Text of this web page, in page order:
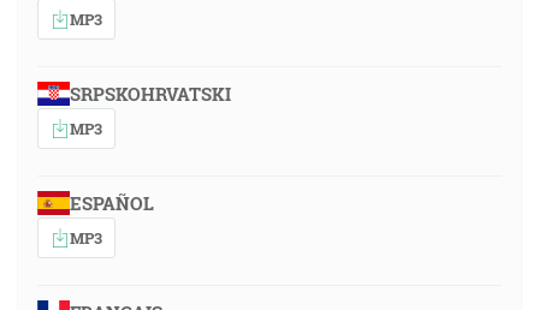
MP3
SRPSKOHRVATSKI
MP3
ESPAÑOL
MP3